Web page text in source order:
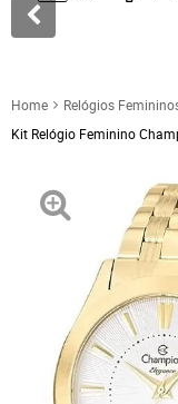
Home
Relógios
Kit Relógio Feminino